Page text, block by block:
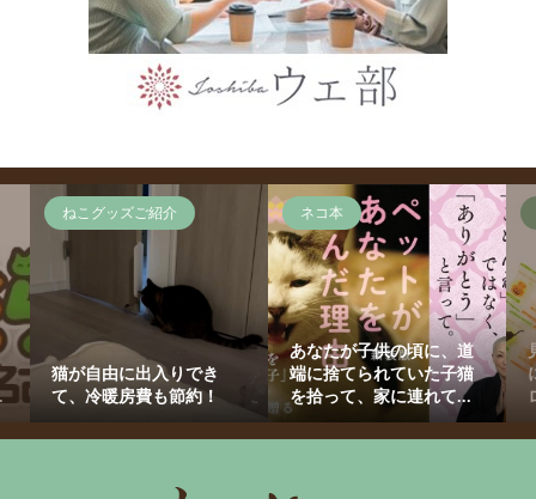
ねこグッズご紹介
猫が自由に出入りでき
て、冷暖房費も節約！
ネコ本
あなたが子供の頃に、道
端に捨てられていた子猫
を拾って、家に連れて...